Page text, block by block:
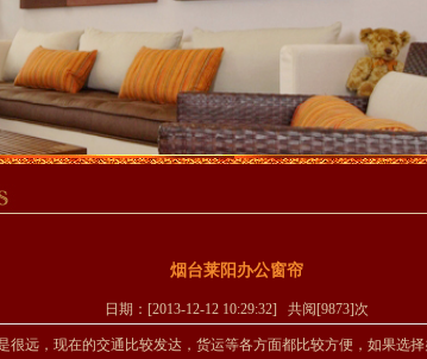
烟台莱阳办公窗帘
日期：[2013-12-12 10:29:32] 共阅[9873]次
远，现在的交通比较发达，货运等各方面都比较方便，如果选